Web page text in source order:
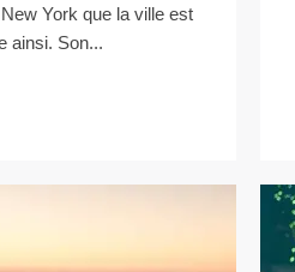
York que la ville est
ainsi. Son...